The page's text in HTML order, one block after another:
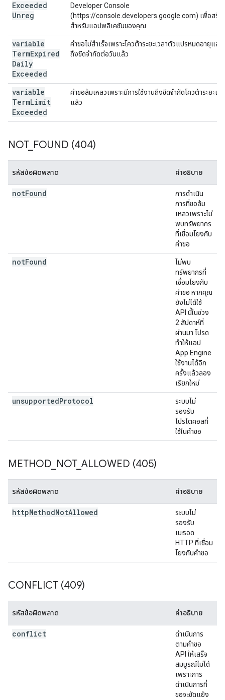
Exceeded
Unreg
Developer Console
(https://console.developers.google.com) เพื่อสร้า
สำหรับแอปพลิเคชันของคุณ
variable
TermExpired
Daily
Exceeded
คำขอไม่สำเร็จเพราะโควต้าระยะเวลาตัวแปรหมดอายุและ
ถึงขีดจำกัดต่อวันแล้ว
variable
TermLimit
Exceeded
คำขอล้มเหลวเพราะมีการใช้งานถึงขีดจำกัดโควต้าระยะเว
แล้ว
NOT_ FOUND (404)
รหัสข้อผิดพลาด คำอธิบาย
notFound
การดำเนิน
การที่ขอล้ม
เหลวเพราะไม่
พบทรัพยากร
ที่เชื่อมโยงกับ
คำขอ
notFound
ไม่พบ
ทรัพยากรที่
เชื่อมโยงกับ
คำขอ หากคุณ
ยังไม่ได้ใช้
API นี้ในช่วง
2 สัปดาห์ที่
ผ่านมา โปรด
ทำให้แอป
App Engine
ใช้งานได้อีก
ครั้งแล้วลอง
เรียกใหม่
unsupportedProtocol
ระบบไม่
รองรับ
โปรโตคอลที่
ใช้ในคำขอ
METHOD NOT_ ALLOWED (405)
รหัสข้อผิดพลาด คำอธิบาย
httpMethodNotAllowed
ระบบไม่
รองรับ
เมธอด
HTTP ที่เชื่อม
โยงกับคำขอ
CONFLICT (409)
รหัสข้อผิดพลาด คำอธิบาย
conflict
ดำเนินการ
ตามคำขอ
API ให้เสร็จ
สมบูรณ์ไม่ได้
เพราะการ
ดำเนินการที่
ขอจะขัดแย้ง